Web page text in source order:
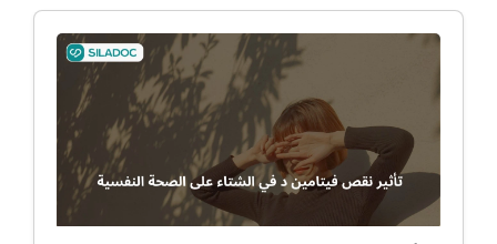
ألم وعائي وجهي
ضمور عصبي ألمي
حساسية
ثعلبة